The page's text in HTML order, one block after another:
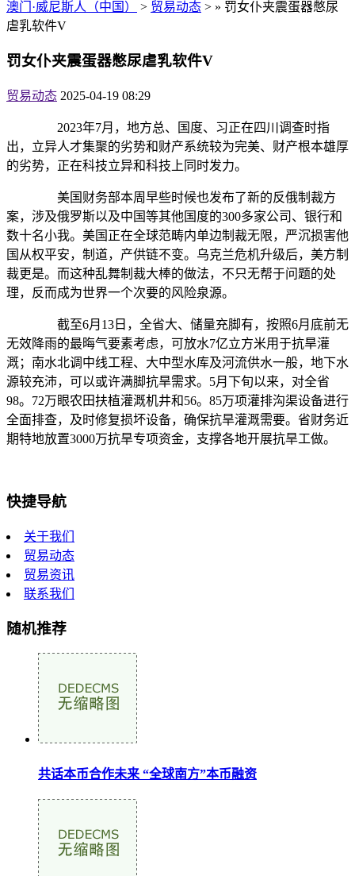
澳门·威尼斯人（中国） > 贸易动态 > » 罚女仆夹震蛋器憋尿
虐乳软件V
罚女仆夹震蛋器憋尿虐乳软件V
贸易动态 2025-04-19 08:29
2023年7月，地方总、国度、习正在四川调查时指
出，立异人才集聚的劣势和财产系统较为完美、财产根本雄厚
的劣势，正在科技立异和科技上同时发力。
美国财务部本周早些时候也发布了新的反俄制裁方
案，涉及俄罗斯以及中国等其他国度的300多家公司、银行和
数十名小我。美国正在全球范畴内单边制裁无限，严沉损害他
国从权平安，制道，产供链不变。乌克兰危机升级后，美方制
裁更是。而这种乱舞制裁大棒的做法，不只无帮于问题的处
理，反而成为世界一个次要的风险泉源。
截至6月13日，全省大、储量充脚有，按照6月底前无
无效降雨的最晦气要素考虑，可放水7亿立方米用于抗旱灌
溉；南水北调中线工程、大中型水库及河流供水一般，地下水
源较充沛，可以或许满脚抗旱需求。5月下旬以来，对全省
98。72万眼农田扶植灌溉机井和56。85万项灌排沟渠设备进行
全面排查，及时修复损坏设备，确保抗旱灌溉需要。省财务近
期特地放置3000万抗旱专项资金，支撑各地开展抗旱工做。
快捷导航
关于我们
贸易动态
贸易资讯
联系我们
随机推荐
共话本币合作未来 “全球南方”本币融资